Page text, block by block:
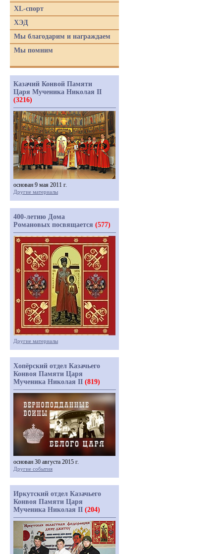
XL-спорт
ХЭД
Мы благодарим и награждаем
Мы помним
Казачий Конвой Памяти
Царя Мученика Николая II
(3216)
основан 9 мая 2011 г.
Другие материалы
400-летию Дома
Романовых посвящается (577)
Другие материалы
Хопёрский отдел Казачьего
Конвоя Памяти Царя
Мученика Николая II (819)
основан 30 августа 2015 г.
Другие события
Иркутский отдел Казачьего
Конвоя Памяти Царя
Мученика Николая II (204)